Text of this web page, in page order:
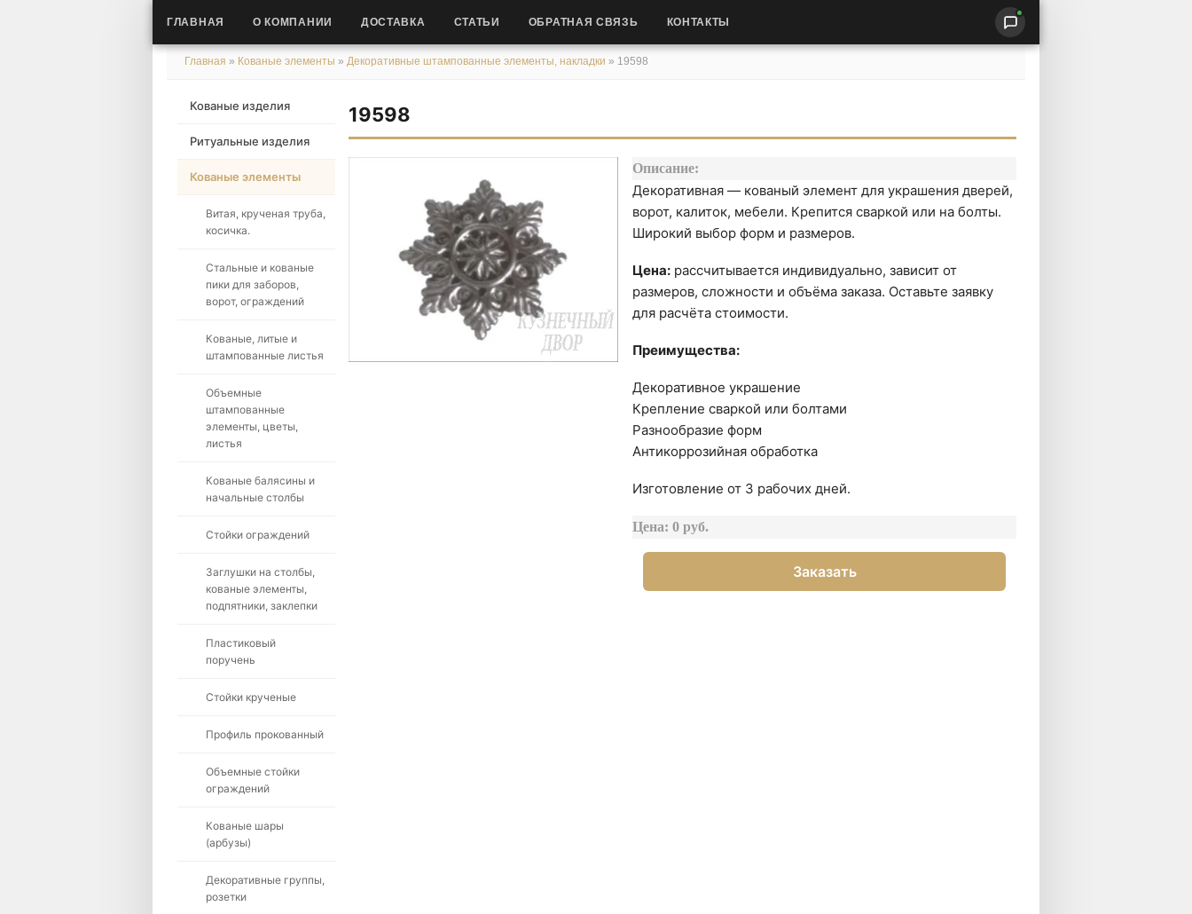
ГЛАВНАЯ О КОМПАНИИ ДОСТАВКА СТАТЬИ ОБРАТНАЯ СВЯЗЬ КОНТАКТЫ
Главная » Кованые элементы » Декоративные штампованные элементы, накладки » 19598
Кованые изделия
Ритуальные изделия
Кованые элементы
Витая, крученая труба,
косичка.
Стальные и кованые
пики для заборов,
ворот, ограждений
Кованые, литые и
штампованные листья
Объемные
штампованные
элементы, цветы,
листья
Кованые балясины и
начальные столбы
Стойки ограждений
Заглушки на столбы,
кованые элементы,
подпятники, заклепки
Пластиковый
поручень
Стойки крученые
Профиль прокованный
Объемные стойки
ограждений
Кованые шары
(арбузы)
Декоративные группы,
розетки
19598
Описание:
Декоративная — кованый элемент для украшения дверей,
ворот, калиток, мебели. Крепится сваркой или на болты.
Широкий выбор форм и размеров.
Цена: рассчитывается индивидуально, зависит от
размеров, сложности и объёма заказа. Оставьте заявку
для расчёта стоимости.
Преимущества:
Декоративное украшение
Крепление сваркой или болтами
Разнообразие форм
Антикоррозийная обработка
Изготовление от 3 рабочих дней.
Цена: 0 руб.
Заказать